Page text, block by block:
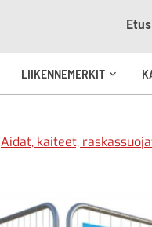
LIIKENNEMERKIT
Aidat, kaiteet,